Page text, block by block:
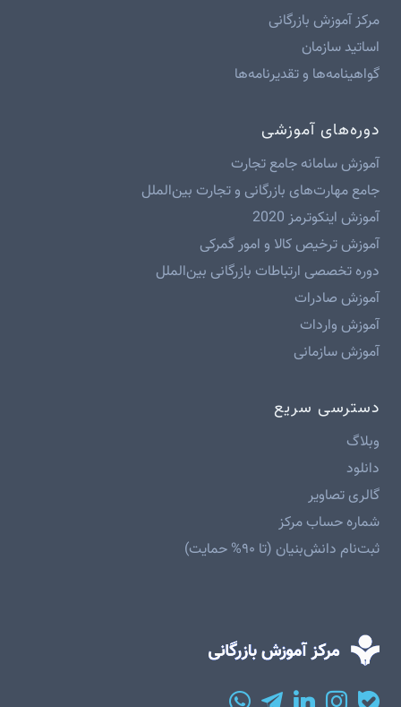
مرکز آموزش بازرگانی
اساتید سازمان
گواهینامه‌ها و تقدیرنامه‌ها
دوره‌های آموزشی
آموزش سامانه جامع تجارت
جامع مهارت‌های بازرگانی و تجارت بین‌الملل
آموزش اینکوترمز 2020
آموزش ترخیص کالا و امور گمرکی
دوره تخصصی ارتباطات بازرگانی بین‌الملل
آموزش صادرات
آموزش واردات
آموزش سازمانی
دسترسی سریع
وبلاگ
دانلود
گالری تصاویر
شماره حساب مرکز
ثبت‌نام دانش‌بنیان (تا ۹۰% حمایت)